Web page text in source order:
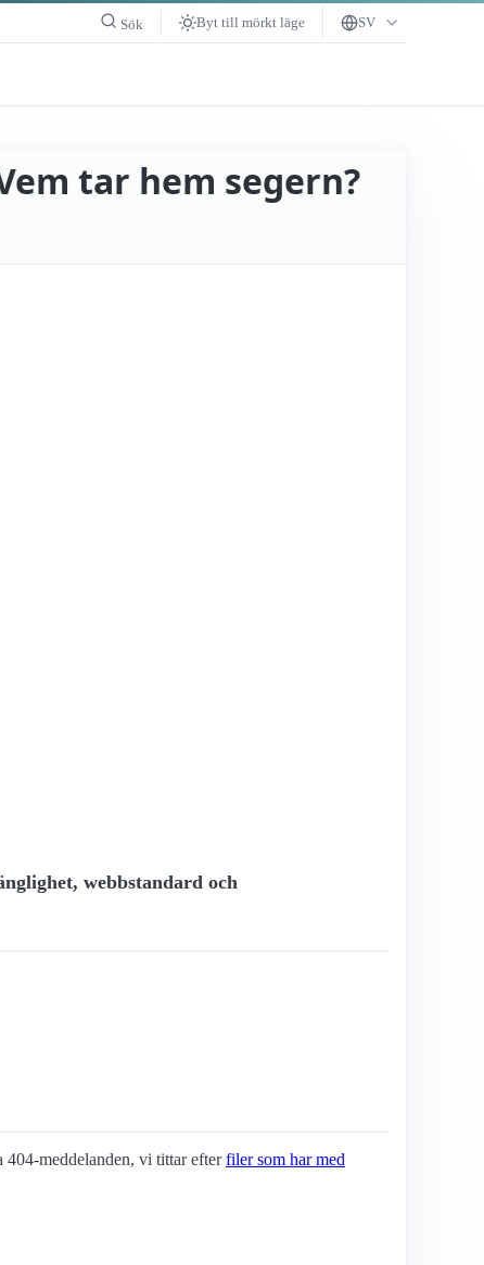
Sök Byt till mörkt läge SV
tar hem segern?
webbstandard och
404-meddelanden, vi tittar efterfiler som har med